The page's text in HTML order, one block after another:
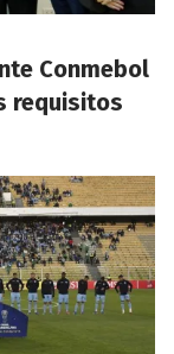
Conmebol
requisitos